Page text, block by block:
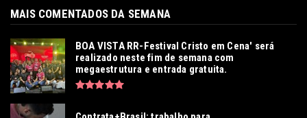
MAIS COMENTADOS DA SEMANA
BOA VISTA RR-Festival Cristo em Cena' será
realizado neste fim de semana com
megaestrutura e entrada gratuita.